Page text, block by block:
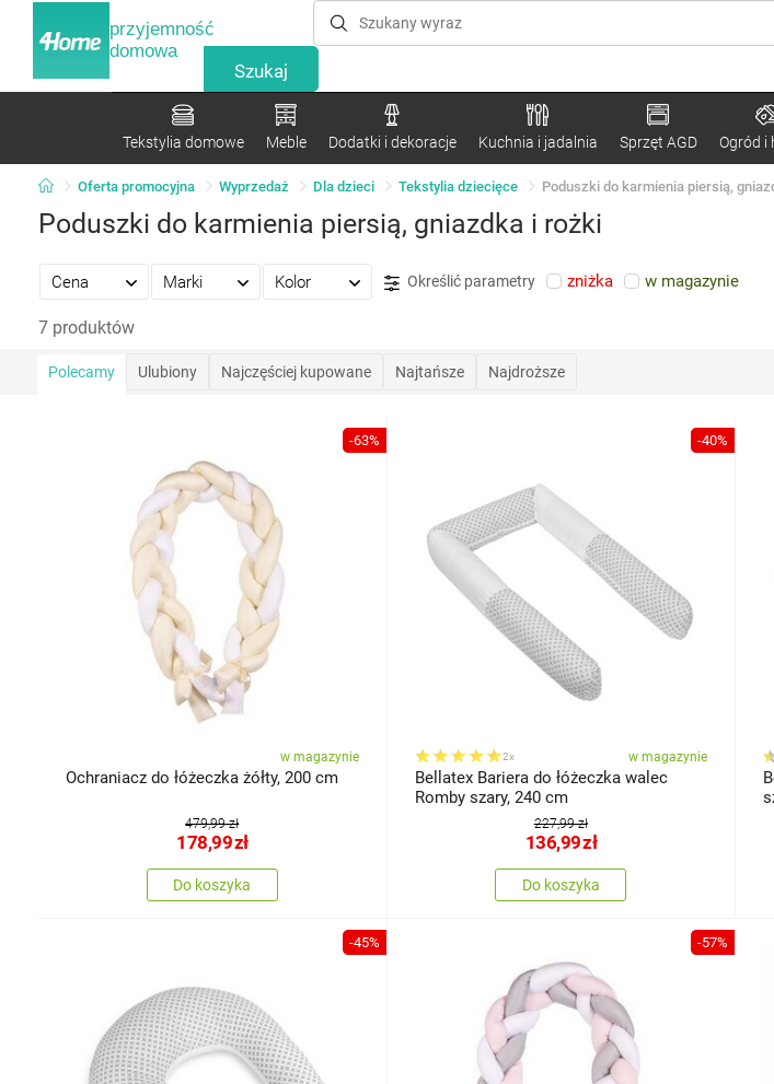
przyjemność
domowa
Tekstylia domowe Meble Dodatki i dekoracje Kuchnia i jadalnia Sprzęt AGD Ogród i
Oferta promocyjna Wyprzedaż Dla dzieci Tekstylia dziecięce Poduszki do karmienia piersią,
Poduszki do karmienia piersią, gniazdka i rożki
Cena Marki Kolor Określić parametry zniżka w magazynie
7 produktów
Polecamy Ulubiony Najczęściej kupowane Najtańsze Najdroższe
-63%
w magazynie
Ochraniacz do łóżeczka żółty, 200 cm
479,99 zł
178,99zł
Do koszyka
-40%
2x w magazynie
Bellatex Bariera do łóżeczka walec
Romby szary, 240 cm
227,99 zł
136,99zł
Do koszyka
-45% -57%